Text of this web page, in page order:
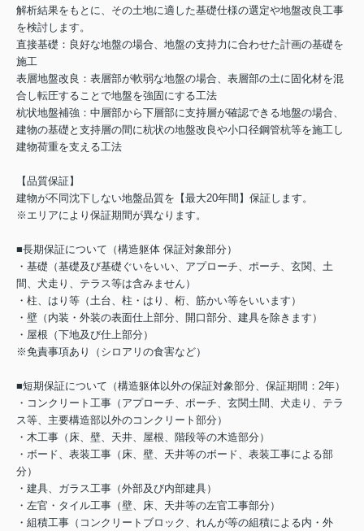
解析結果をもとに、その土地に適した基礎仕様の選定や地盤改良工事
を検討します。
直接基礎：良好な地盤の場合、地盤の支持力に合わせた計画の基礎を
施工
表層地盤改良：表層部が軟弱な地盤の場合、表層部の土に固化材を混
合し転圧することで地盤を強固にする工法
杭状地盤補強：中層部から下層部に支持層が確認できる地盤の場合、
建物の基礎と支持層の間に杭状の地盤改良や小口径鋼管杭等を施工し
建物荷重を支える工法
【品質保証】
建物が不同沈下しない地盤品質を【最大20年間】保証します。
※エリアにより保証期間が異なります。
■長期保証について（構造躯体 保証対象部分）
・基礎（基礎及び基礎ぐいをいい、アプローチ、ポーチ、玄関、土
間、犬走り、テラス等は含みません）
・柱、はり等（土台、柱・はり、桁、筋かい等をいいます）
・壁（内装・外装の表面仕上部分、開口部分、建具を除きます）
・屋根（下地及び仕上部分）
※免責事項あり（シロアリの食害など）
■短期保証について（構造躯体以外の保証対象部分、保証期間：2年）
・コンクリート工事（アプローチ、ポーチ、玄関土間、犬走り、テラ
ス等、主要構造部以外のコンクリート部分）
・木工事（床、壁、天井、屋根、階段等の木造部分）
・ボード、表装工事（床、壁、天井等のボード、表装工事による部
分）
・建具、ガラス工事（外部及び内部建具）
・左官・タイル工事（壁、床、天井等の左官工事部分）
・組積工事（コンクリートブロック、れんが等の組積による内・外